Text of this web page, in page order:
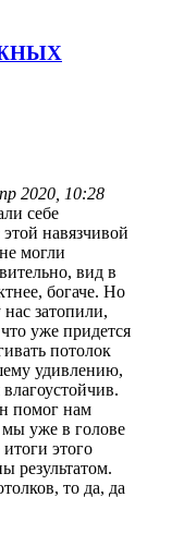
2020, 10:28
себе
навязчивой
могли
вид в
богаче. Но
затопили,
уже придется
потолок
удивлению,
помог нам
мы уже в голове
этого
результатом.
то да, да